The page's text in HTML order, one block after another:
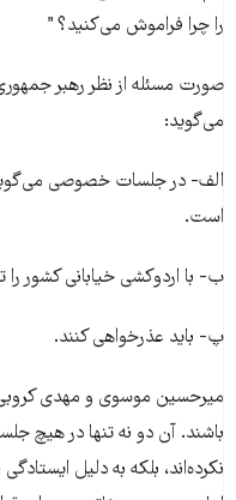
را چرا فراموش می‌کنید؟ "
صورت مسئله از نظر رهبر
می‌گوید:
است.
ب- با اردوکشی خیابانی کشور را
پ- باید عذرخواهی کنند.
میرحسین موسوی و مهدی
باشند. آن دو نه تنها در هیچ
نکرده‌اند، بلکه به دلیل